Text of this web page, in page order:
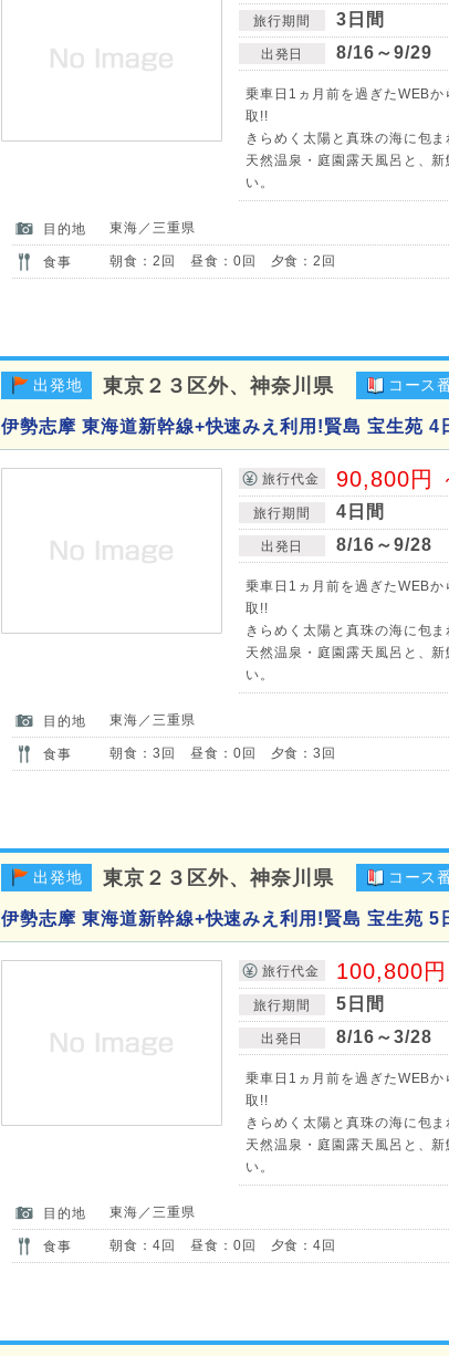
旅行期間 3日間
出発日 8/16～9/29
乗車日1ヵ月前を過ぎたWEB
取!!
きらめく太陽と真珠の海に包
天然温泉・庭園露天風呂と、
い。
目的地 東海／三重県
食事 朝食：2回 昼食：0回 夕食：2回
出発地 東京２３区外、神奈川県 コース
伊勢志摩 東海道新幹線+快速みえ利用!賢島 宝生苑 4
旅行代金 90,800円
旅行期間 4日間
出発日 8/16～9/28
乗車日1ヵ月前を過ぎたWEB
取!!
きらめく太陽と真珠の海に包
天然温泉・庭園露天風呂と、
い。
目的地 東海／三重県
食事 朝食：3回 昼食：0回 夕食：3回
出発地 東京２３区外、神奈川県 コース
伊勢志摩 東海道新幹線+快速みえ利用!賢島 宝生苑 5
旅行代金 100,800
旅行期間 5日間
出発日 8/16～3/28
乗車日1ヵ月前を過ぎたWEB
取!!
きらめく太陽と真珠の海に包
天然温泉・庭園露天風呂と、
い。
目的地 東海／三重県
食事 朝食：4回 昼食：0回 夕食：4回